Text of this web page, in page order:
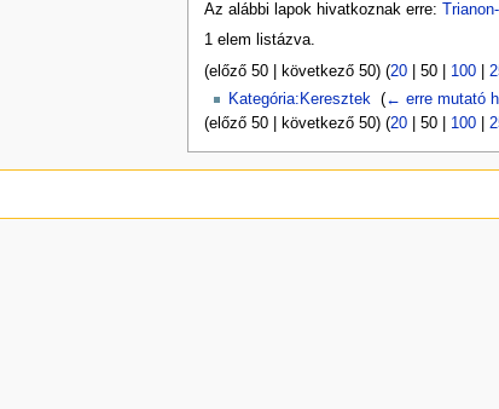
Az alábbi lapok hivatkoznak erre:
1 elem listázva.
(előző 50| következő 50) (20| 50| 100|
Kategória:Keresztek
(← erre mutató
(előző 50| következő 50) (20| 50| 100|